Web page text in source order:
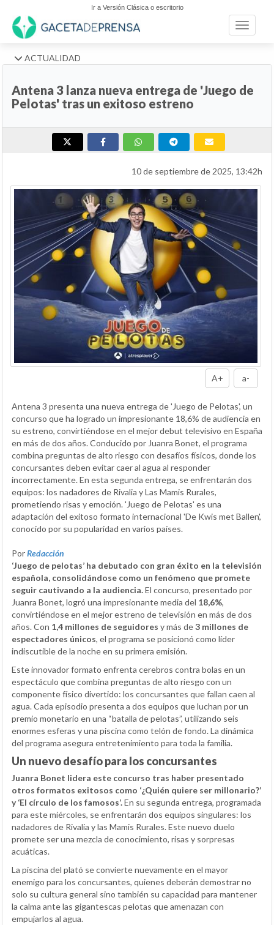
Ir a Versión Clásica o escritorio
Toggle
ACTUALIDAD
Antena 3 lanza nueva entrega de 'Juego de
Pelotas' tras un exitoso estreno
10 de septiembre de 2025, 13:42h
A+ a-
Antena 3 presenta una nueva entrega de 'Juego de Pelotas', un
concurso que ha logrado un impresionante 18,6% de audiencia en
su estreno, convirtiéndose en el mejor debut televisivo en España
en más de dos años. Conducido por Juanra Bonet, el programa
combina preguntas de alto riesgo con desafíos físicos, donde los
concursantes deben evitar caer al agua al responder
incorrectamente. En esta segunda entrega, se enfrentarán dos
equipos: los nadadores de Rivalia y Las Mamis Rurales,
prometiendo risas y emoción. 'Juego de Pelotas' es una
adaptación del exitoso formato internacional 'De Kwis met Ballen',
conocido por su popularidad en varios países.
PorRedacción
‘Juego de pelotas’ ha debutado con gran éxito en la televisión
española, consolidándose como un fenómeno que promete
seguir cautivando a la audiencia.El concurso, presentado por
Juanra Bonet, logró una impresionante media del 18,6%,
convirtiéndose en el mejor estreno de televisión en más de dos
años. Con 1,4 millones de seguidores y más de3 millones de
espectadores únicos, el programa se posicionó como líder
indiscutible de la noche en su primera emisión.
Este innovador formato enfrenta cerebros contra bolas en un
espectáculo que combina preguntas de alto riesgo con un
componente físico divertido: los concursantes que fallan caen al
agua. Cada episodio presenta a dos equipos que luchan por un
premio monetario en una “batalla de pelotas”, utilizando seis
enormes esferas y una piscina como telón de fondo. La dinámica
del programa asegura entretenimiento para toda la familia.
Un nuevo desafío para los concursantes
Juanra Bonet lidera este concurso tras haber presentado
otros formatos exitosos como ‘¿Quién quiere ser millonario?’
y ‘El círculo de los famosos’.En su segunda entrega, programada
para este miércoles, se enfrentarán dos equipos singulares: los
nadadores de Rivalia y las Mamis Rurales. Este nuevo duelo
promete ser una mezcla de conocimiento, risas y sorpresas
acuáticas.
La piscina del plató se convierte nuevamente en el mayor
enemigo para los concursantes, quienes deberán demostrar no
solo su cultura general sino también su capacidad para mantener
la calma ante las gigantescas pelotas que amenazan con
empujarlos al agua.